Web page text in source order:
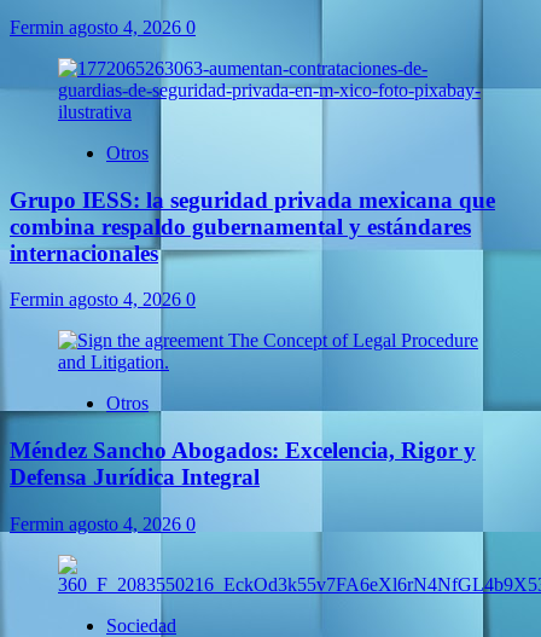
Fermin agosto 4, 2026 0
Otros
Grupo IESS: la seguridad privada mexicana que
combina respaldo gubernamental y estándares
internacionales
Fermin agosto 4, 2026 0
Otros
Méndez Sancho Abogados: Excelencia, Rigor y
Defensa Jurídica Integral
Fermin agosto 4, 2026 0
Sociedad